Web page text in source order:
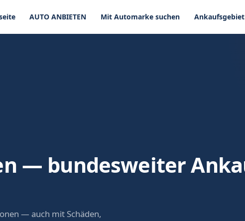
AUTO ANBIETEN Mit Automarke suchen Ankaufsgebiet
— bundesweiter
— auch mit Schäden,